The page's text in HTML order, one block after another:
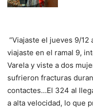
“Viajaste el jueves 9/12
viajaste en el ramal 9,
Varela y viste a dos
sufrieron fracturas
contactes…El 324 al
a alta velocidad, lo que